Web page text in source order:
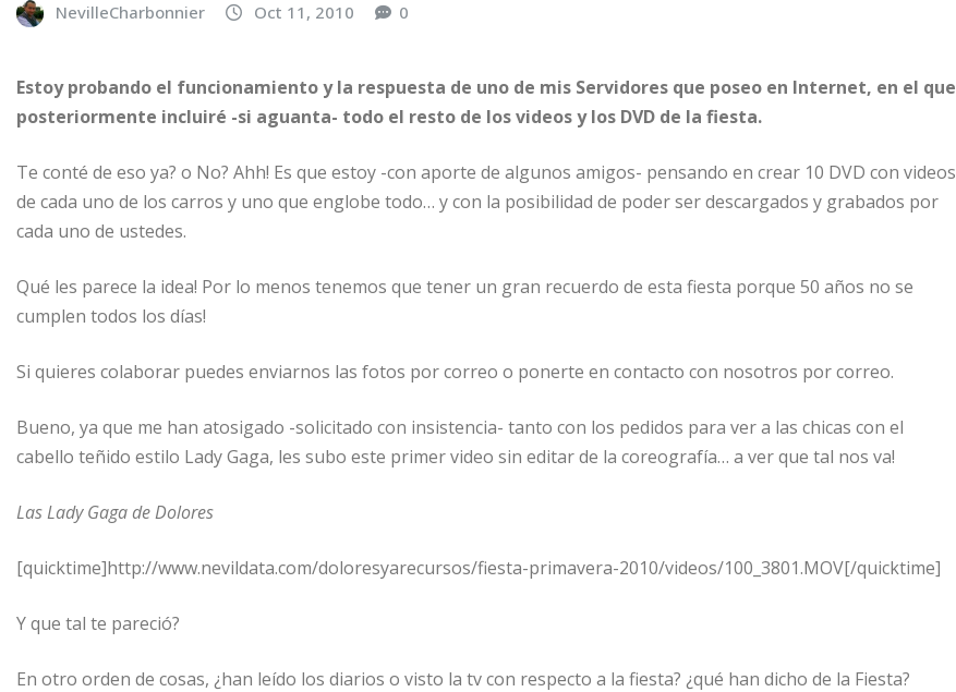
NevilleCharbonnier Oct 11, 2010 0
Estoy probando el funcionamiento y la respuesta de uno de mis Servidores que poseo en Internet, en el que
posteriormente incluiré -si aguanta- todo el resto de los videos y los DVD de la fiesta.
Te conté de eso ya? o No? Ahh! Es que estoy -con aporte de algunos amigos- pensando en crear 10 DVD con videos
de cada uno de los carros y uno que englobe todo… y con la posibilidad de poder ser descargados y grabados por
cada uno de ustedes.
Qué les parece la idea! Por lo menos tenemos que tener un gran recuerdo de esta fiesta porque 50 años no se
cumplen todos los días!
Si quieres colaborar puedes enviarnos las fotos por correo o ponerte en contacto con nosotros por correo.
Bueno, ya que me han atosigado -solicitado con insistencia- tanto con los pedidos para ver a las chicas con el
cabello teñido estilo Lady Gaga, les subo este primer video sin editar de la coreografía… a ver que tal nos va!
Las Lady Gaga de Dolores
[quicktime]http://www.nevildata.com/doloresyarecursos/fiesta-primavera-2010/videos/100_3801.MOV[/quicktime]
Y que tal te pareció?
En otro orden de cosas, ¿han leído los diarios o visto la tv con respecto a la fiesta? ¿qué han dicho de la Fiesta?